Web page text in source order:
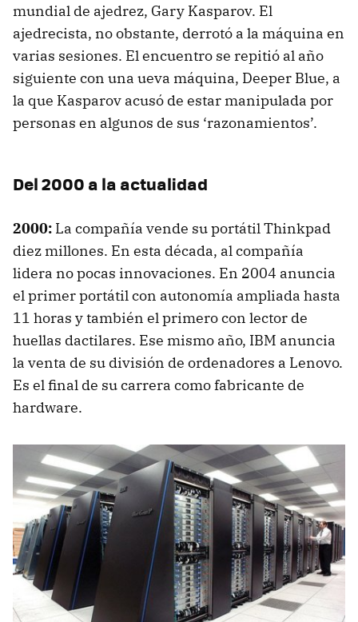
mundial de ajedrez, Gary Kasparov. El
ajedrecista, no obstante, derrotó a la máquina en
varias sesiones. El encuentro se repitió al año
siguiente con una ueva máquina, Deeper Blue, a
la que Kasparov acusó de estar manipulada por
personas en algunos de sus ‘razonamientos’.
Del 2000 a la actualidad
2000: La compañía vende su portátil Thinkpad
diez millones. En esta década, al compañía
lidera no pocas innovaciones. En 2004 anuncia
el primer portátil con autonomía ampliada hasta
11 horas y también el primero con lector de
huellas dactilares. Ese mismo año, IBM anuncia
la venta de su división de ordenadores a Lenovo.
Es el final de su carrera como fabricante de
hardware.